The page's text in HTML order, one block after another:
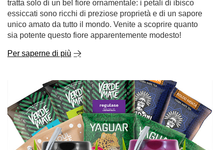
Tè all'ibisco: sapore acidulo, colore vivace,
possibilità infinite!
Avete voglia di un tè delizioso, leggermente piccante e
dall'intenso colore rubino, che non solo ha un ottimo
sapore ma apporta anche benefici al vostro organismo?